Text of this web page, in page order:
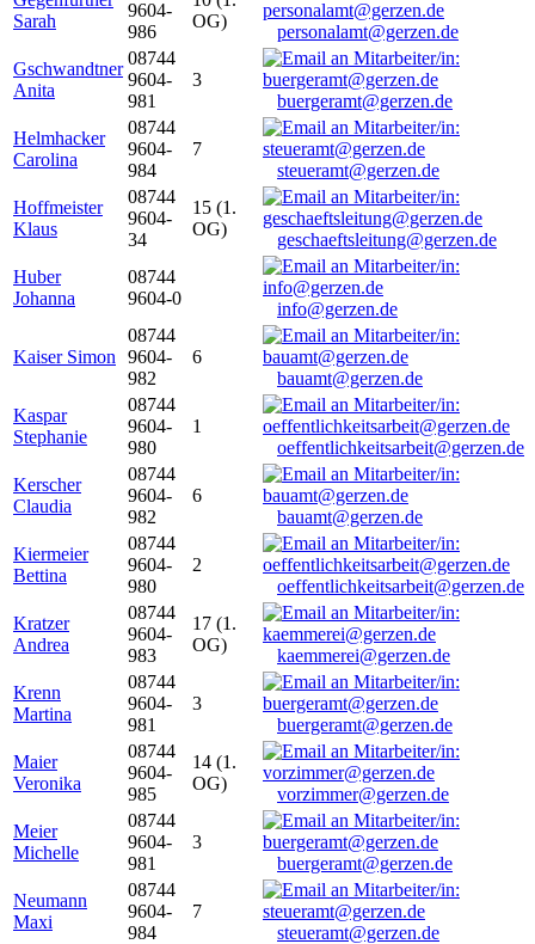
Sarah
9604-
986
OG)
personalamt@gerzen.de
Gschwandtner
Anita
08744
9604-
981
3
buergeramt@gerzen.de
Helmhacker
Carolina
08744
9604-
984
7
steueramt@gerzen.de
Hoffmeister
Klaus
08744
9604-
34
15 (1.
OG)
geschaeftsleitung@gerzen.de
Huber
Johanna
08744
9604-0
info@gerzen.de
Kaiser Simon
08744
9604-
982
6
bauamt@gerzen.de
Kaspar
Stephanie
08744
9604-
980
1
oeffentlichkeitsarbeit@gerzen.de
Kerscher
Claudia
08744
9604-
982
6
bauamt@gerzen.de
Kiermeier
Bettina
08744
9604-
980
2
oeffentlichkeitsarbeit@gerzen.de
Kratzer
Andrea
08744
9604-
983
17 (1.
OG)
kaemmerei@gerzen.de
Krenn
Martina
08744
9604-
981
3
buergeramt@gerzen.de
Maier
Veronika
08744
9604-
985
14 (1.
OG)
vorzimmer@gerzen.de
Meier
Michelle
08744
9604-
981
3
buergeramt@gerzen.de
Neumann
Maxi
08744
9604-
984
7
steueramt@gerzen.de